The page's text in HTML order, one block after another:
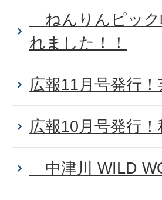
「ねんりんピッ
れました！！
広報11月号発行
広報10月号発行
「中津川 WILD